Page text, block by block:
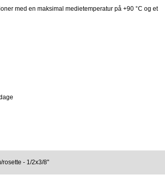
med en maksimal medietemperatur på +90 °C og et
rosette - 1/2x3/8"